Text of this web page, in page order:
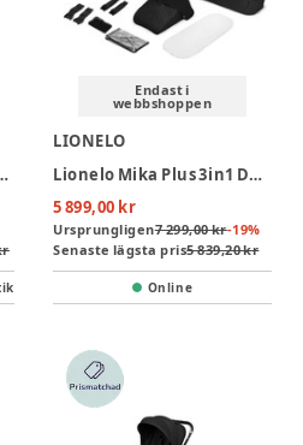
- Faded Khaki
Endast i
webbshoppen
LIONELO
Lionelo Mika Plus 3in1 Duovagn - Black Onyx
5 899,00 kr
Ursprungligen7 299,00 kr-19%
Senaste lägsta pris5 839,20 kr
Online